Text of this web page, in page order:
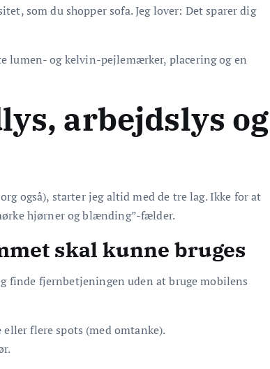
som du shopper sofa. Jeg lover: Det sparer dig
lumen- og kelvin-pejlemærker, placering og en
arbejdslys og
også), starter jeg altid med de tre lag. Ikke for at
hjørner og blænding”-fælder.
skal kunne bruges
finde fjernbetjeningen uden at bruge mobilens
flere spots (med omtanke).